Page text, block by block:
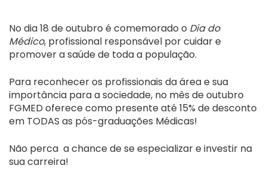
No dia 18 de outubro é comemorado o Dia do
Médico, profissional responsável por cuidar e
promover a saúde de toda a população.
Para reconhecer os profissionais da área e sua
importância para a sociedade, no mês de outubro
FGMED oferece como presente até 15% de desconto
em TODAS as pós-graduações Médicas!
Não perca a chance de se especializar e investir na
sua carreira!